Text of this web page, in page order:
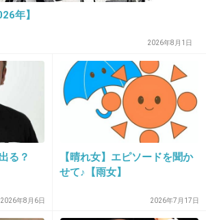
く興味がなかったので、そこにお金を
好きな旅行に行きたいと両親にお願
ッパ旅行をプレゼントしてもらい、誕
+12 -4
ます(＞∀＜)！
欲しいんですが
なので
年】
2026年8月1日
る？
2026年8月6日
【晴れ女】エピソードを聞か
せて♪【雨女】
2026年7月17日